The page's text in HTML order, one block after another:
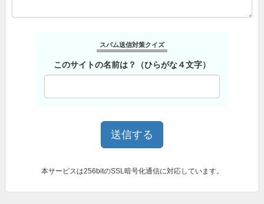
スパム送信対策クイズ
このサイトの名前は？（ひらがな４文字）
本サービスは256bitのSSL暗号化通信に対応しています。